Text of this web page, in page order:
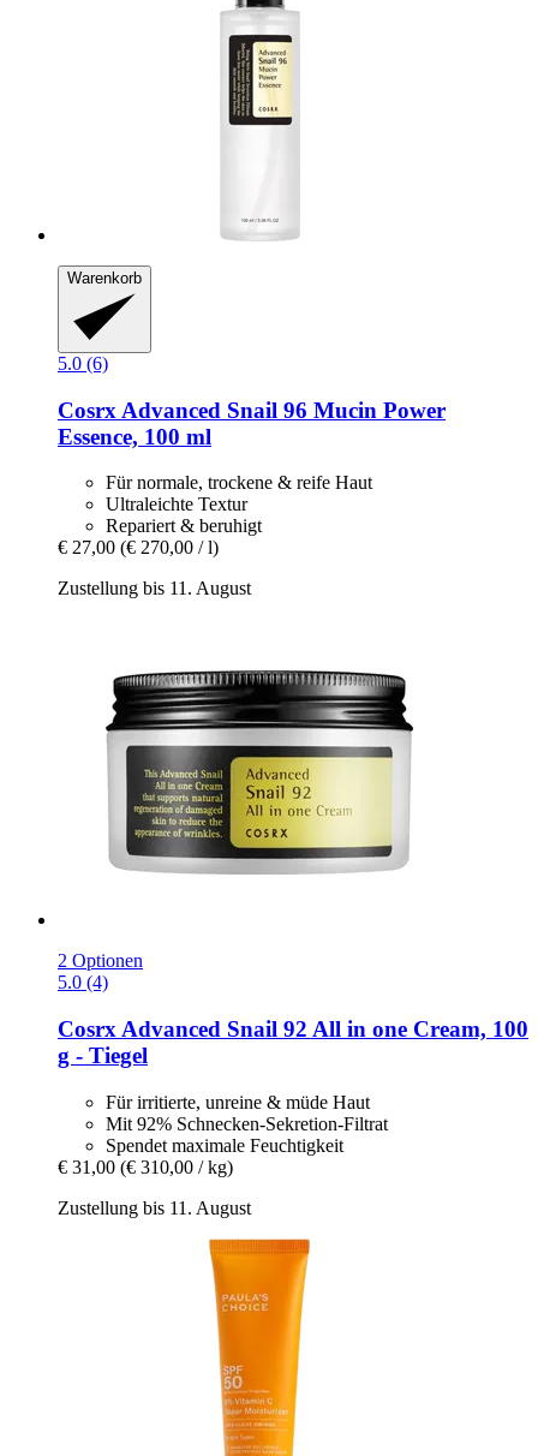
Warenkorb
5.0 (6)
Cosrx Advanced Snail 96 Mucin Power
Essence, 100 ml
Für normale, trockene & reife Haut
Ultraleichte Textur
Repariert & beruhigt
€ 27,00 (€ 270,00 / l)
Zustellung bis 11. August
2 Optionen
5.0 (4)
Cosrx Advanced Snail 92 All in one Cream, 100
g -​ Tiegel
Für irritierte, unreine & müde Haut
Mit 92% Schnecken-Sekretion-Filtrat
Spendet maximale Feuchtigkeit
€ 31,00 (€ 310,00 / kg)
Zustellung bis 11. August